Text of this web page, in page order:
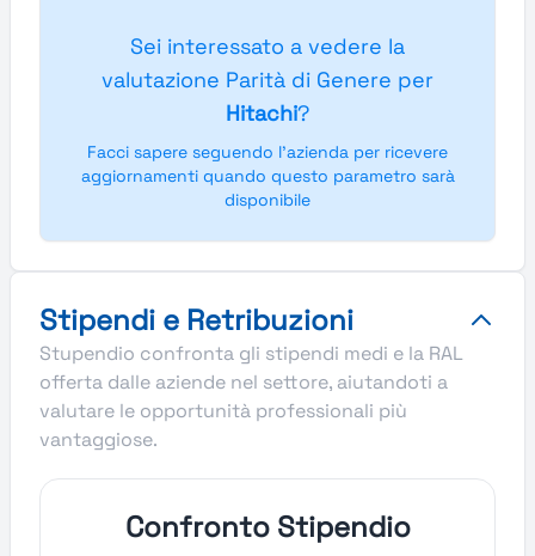
Sei interessato a vedere la
valutazione Parità di Genere per
Hitachi?
Facci sapere seguendo l'azienda per ricevere
aggiornamenti quando questo parametro sarà
disponibile
Stipendi e Retribuzioni
Stupendio confronta gli stipendi medi e la RAL
offerta dalle aziende nel settore, aiutandoti a
valutare le opportunità professionali più
vantaggiose.
Confronto Stipendio